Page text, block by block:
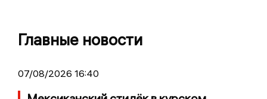
Главные новости
07/08/2026 16:40